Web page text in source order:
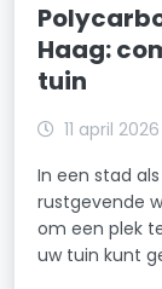
Haag:
tuin
11 april 2026
In een stad
rustgevende
om een plek
uw tuin kunt